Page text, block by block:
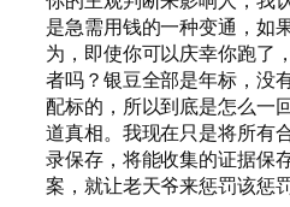
是急需用钱的一种变通，如
为，即使你可以庆幸你跑了
者吗？银豆全部是年标，没
配标的，所以到底是怎么一
道真相。我现在只是将所有
录保存，将能收集的证据保
案，就让老天爷来惩罚该惩